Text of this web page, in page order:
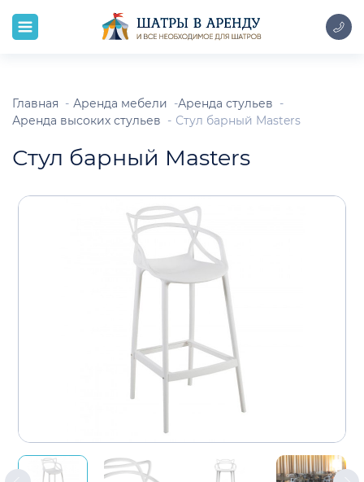
Главная Аренда мебели
Аренда стульев
Аренда высоких стульев
Стул барный Masters
Стул барный Masters